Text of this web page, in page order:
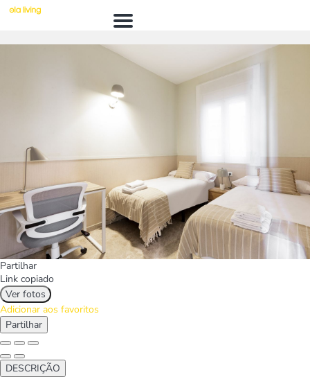
Menú
Partilhar
Link copiado
Ver fotos
Adicionar aos favoritos
Partilhar
DESCRIÇÃO